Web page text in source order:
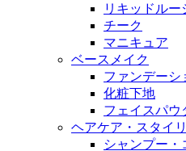
リキッドルー
チーク
マニキュア
ベースメイク
ファンデーシ
化粧下地
フェイスパウ
ヘアケア・スタイ
シャンプー・